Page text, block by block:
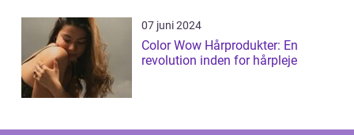
07 juni 2024
Color Wow Hårprodukter: En
revolution inden for hårpleje